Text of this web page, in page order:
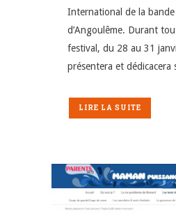
International de la bande
d’Angoulême. Durant
festival, du 28 au 31
présentera et dédicacera
LIRE LA SUITE